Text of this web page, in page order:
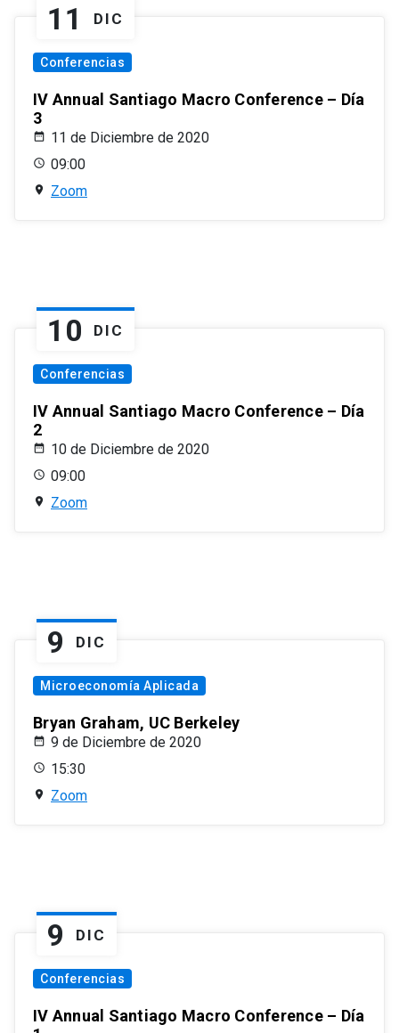
11 DIC
Conferencias
IV Annual Santiago Macro Conference – Día
3
11 de Diciembre de 2020
09:00
Zoom
10 DIC
Conferencias
IV Annual Santiago Macro Conference – Día
2
10 de Diciembre de 2020
09:00
Zoom
9 DIC
Microeconomía Aplicada
Bryan Graham, UC Berkeley
9 de Diciembre de 2020
15:30
Zoom
9 DIC
Conferencias
IV Annual Santiago Macro Conference – Día